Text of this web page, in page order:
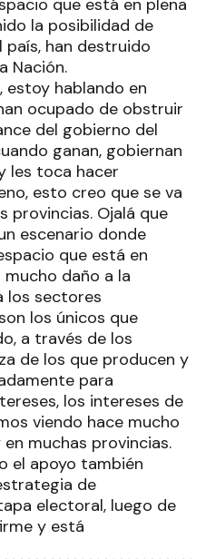
que está en plena
la posibilidad de
país, han destruido
Nación.
estoy hablando en
ocupado de obstruir
del gobierno del
ganan, gobiernan
les toca hacer
esto creo que se va
provincias. Ojalá que
escenario donde
que está en
daño a la
los sectores
los únicos que
a través de los
de los que producen y
para
los intereses de
viendo hace mucho
muchas provincias.
el apoyo también
de
electoral, luego de
y está